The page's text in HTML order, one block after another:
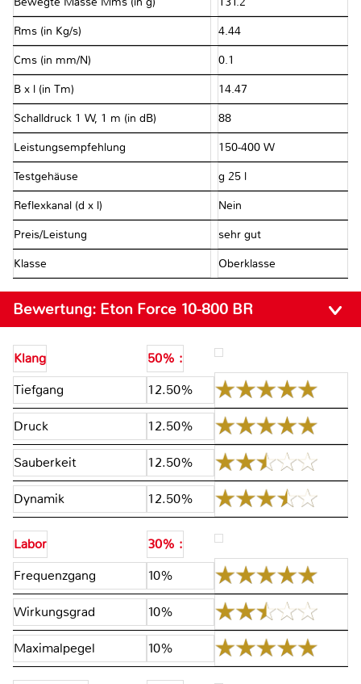
Rms (in Kg/s) 4.44
Cms (in mm/N) 0.1
B x l (in Tm) 14.47
Schalldruck 1 W, 1 m (in dB) 88
Leistungsempfehlung 150-400 W
Testgehäuse g 25 l
Reflexkanal (d x l) Nein
Preis/Leistung sehr gut
Klasse Oberklasse
Bewertung: Eton Force 10-800 BR
Klang
50% :
Tiefgang
12.50%
Druck 12.50%
Sauberkeit 12.50%
Dynamik 12.50%
Labor
30% :
Frequenzgang
10%
Wirkungsgrad 10%
Maximalpegel 10%